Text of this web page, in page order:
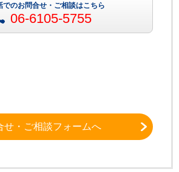
でのお問合せ・ご相談はこちら
06-6105-5755
せ・ご相談フォームへ